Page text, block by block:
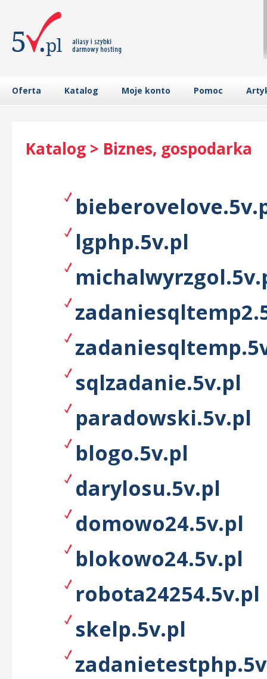
Oferta Katalog Moje konto Pomoc
Katalog > Biznes, gospodarka
lgphp.5v.pl
sqlzadanie.5v.pl
paradowski.5v.pl
blogo.5v.pl
darylosu.5v.pl
domowo24.5v.pl
blokowo24.5v.pl
robota24254.5v.pl
skelp.5v.pl